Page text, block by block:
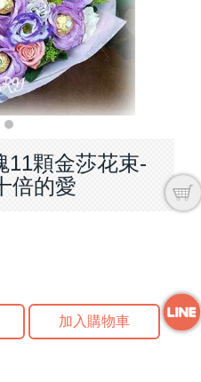
11顆金莎花束-
倍的愛
加入購物車